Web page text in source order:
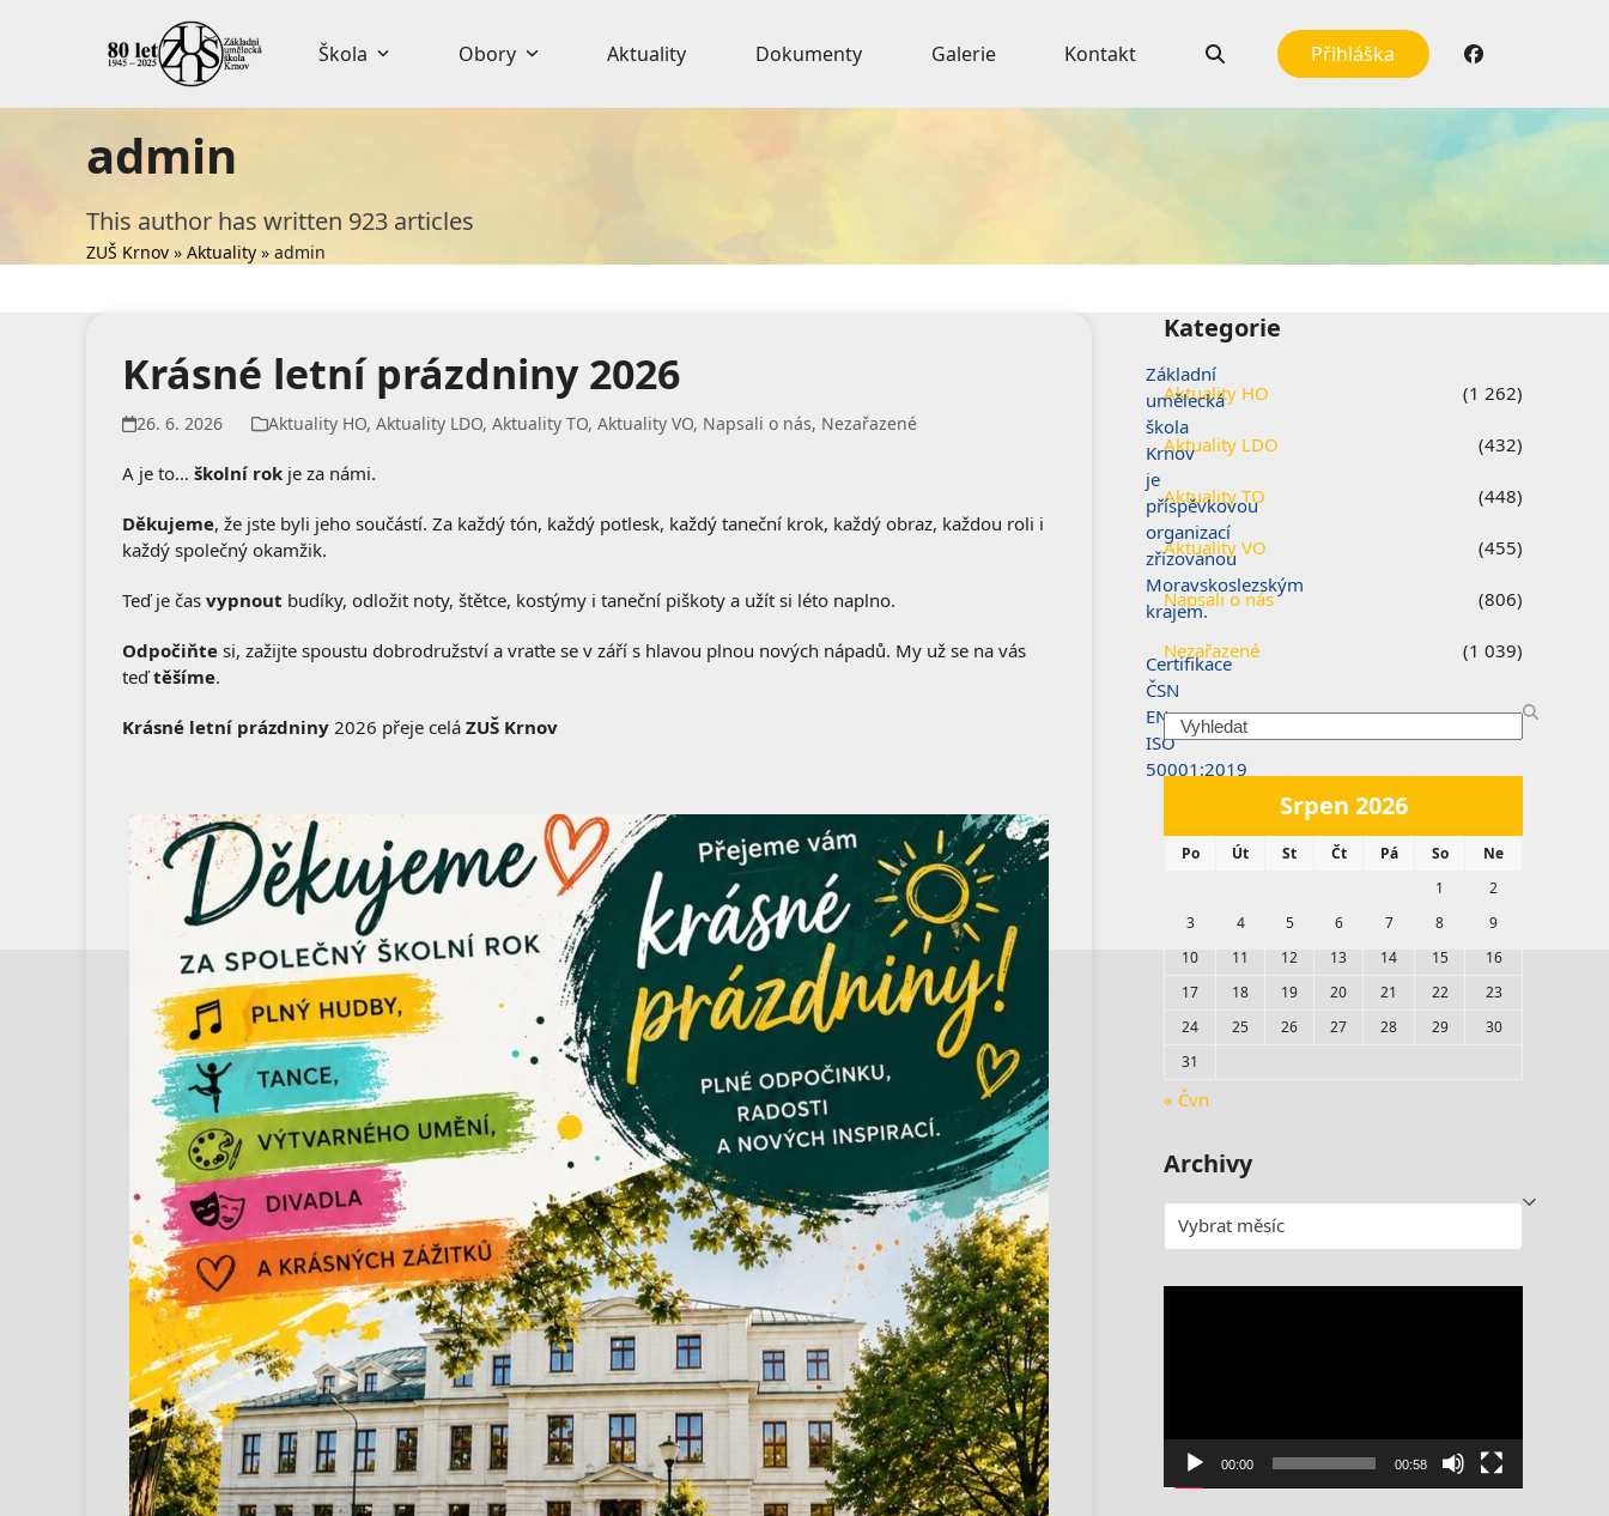
Škola Obory Aktuality Dokumenty Galerie Kontakt Přihláška
admin
This author has written 923 articles
ZUŠ Krnov » Aktuality » admin
Krásné letní prázdniny 2026
26. 6. 2026 Aktuality HO,Aktuality LDO,Aktuality TO,Aktuality VO, Napsali o nás, Nezařazené
A je to… školní rok je za námi.
Děkujeme, že jste byli jeho součástí. Za každý tón, každý potlesk, každý taneční krok, každý obraz, každou roli i
každý společný okamžik.
Teď je čas vypnout budíky, odložit noty, štětce, kostýmy i taneční piškoty a užít si léto naplno.
Odpočiňte si, zažijte spoustu dobrodružství a vraťte se v září s hlavou plnou nových nápadů. My už se na vás
teďtěšíme.
Krásné letní prázdniny 2026 přeje celá ZUŠ Krnov
Kategorie
Aktuality HO (1 262)
Aktuality LDO (432)
Aktuality TO (448)
Aktuality VO (455)
Napsali o nás (806)
Nezařazené (1 039)
Search
Srpen 2026
Po Út St Čt Pá So
Ne
1
2
3
4 5 6 7 8
9
10
11 12 13 14 15
16
17
18 19 20 21 22
23
24
25 26 27 28 29
30
31
« Čvn
Archivy
Archivy
00:00 00:58
Základní
umělecká
škola
Krnov
je
příspěvkovou
organizací
zřizovanou
Moravskoslezským
krajem.
Certifikace
ČSN
EN
ISO
50001:2019